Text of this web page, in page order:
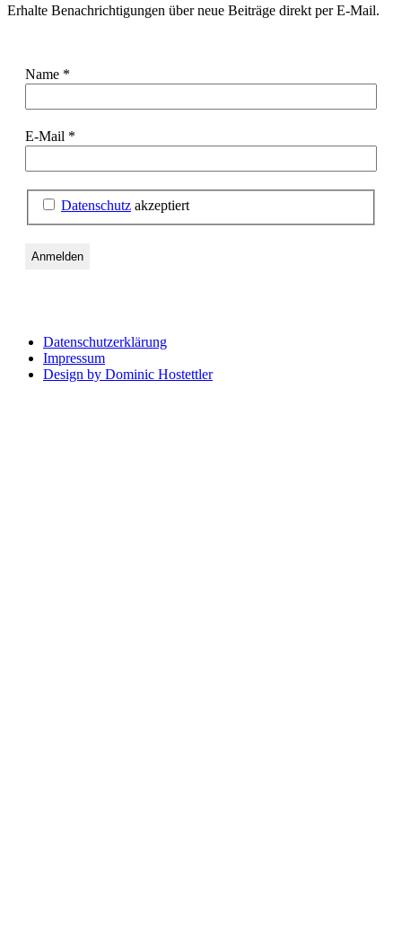
Erhalte Benachrichtigungen über neue Beiträge direkt per E-Mail.
Name *
E-Mail *
Datenschutz akzeptiert
Datenschutzerklärung
Impressum
Design by Dominic Hostettler